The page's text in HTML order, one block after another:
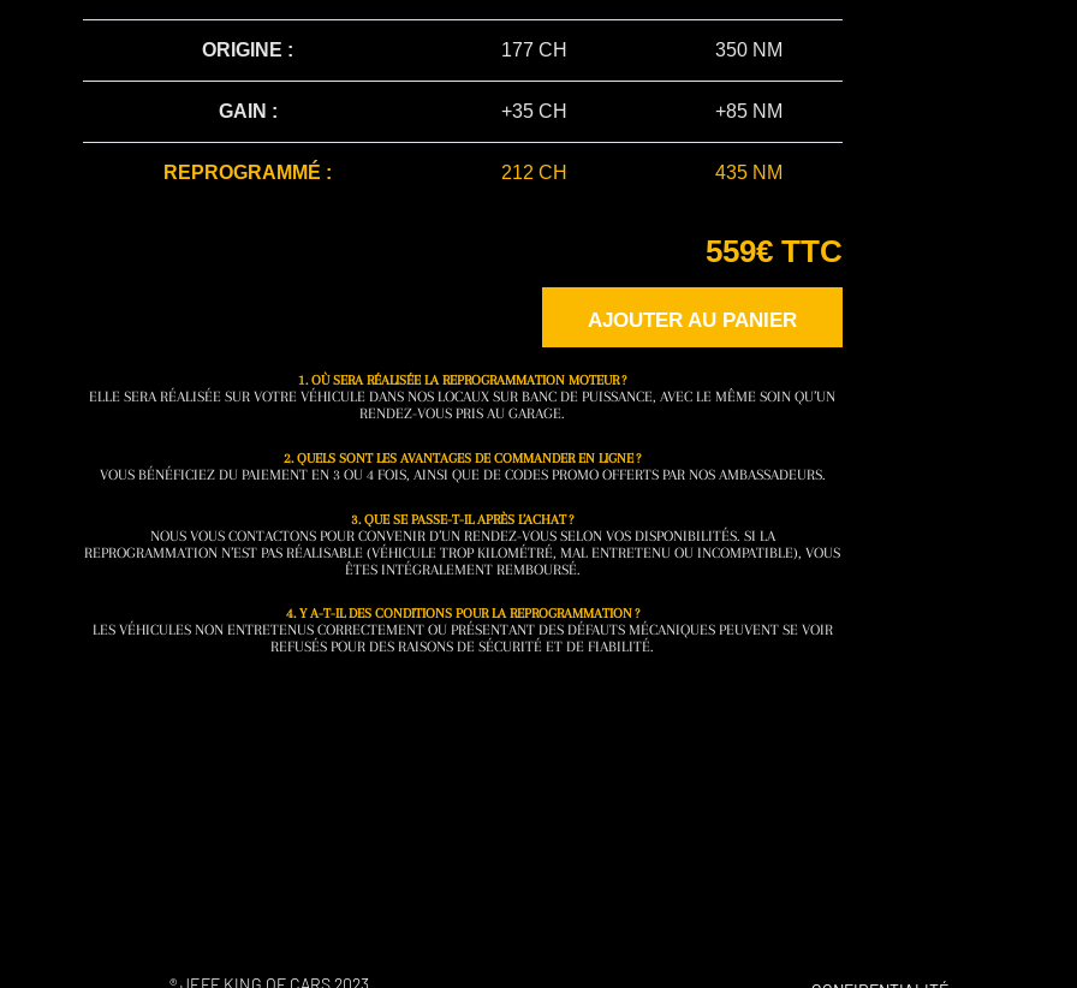
ORIGINE : 177 CH 350 NM
GAIN : +35 CH +85 NM
REPROGRAMMÉ : 212 CH 435 NM
559€ TTC
AJOUTER AU PANIER
1. OÙ SERA RÉALISÉE LA REPROGRAMMATION MOTEUR ?
ELLE SERA RÉALISÉE SUR VOTRE VÉHICULE DANS NOS LOCAUX SUR BANC DE PUISSANCE, AVEC LE MÊME SOIN QU’UN
RENDEZ-VOUS PRIS AU GARAGE.
2. QUELS SONT LES AVANTAGES DE COMMANDER EN LIGNE ?
VOUS BÉNÉFICIEZ DU PAIEMENT EN 3 OU 4 FOIS, AINSI QUE DE CODES PROMO OFFERTS PAR NOS AMBASSADEURS.
3. QUE SE PASSE-T-IL APRÈS L’ACHAT ?
NOUS VOUS CONTACTONS POUR CONVENIR D’UN RENDEZ-VOUS SELON VOS DISPONIBILITÉS. SI LA
REPROGRAMMATION N’EST PAS RÉALISABLE (VÉHICULE TROP KILOMÉTRÉ, MAL ENTRETENU OU INCOMPATIBLE), VOUS
ÊTES INTÉGRALEMENT REMBOURSÉ.
4. Y A-T-IL DES CONDITIONS POUR LA REPROGRAMMATION ?
LES VÉHICULES NON ENTRETENUS CORRECTEMENT OU PRÉSENTANT DES DÉFAUTS MÉCANIQUES PEUVENT SE VOIR
REFUSÉS POUR DES RAISONS DE SÉCURITÉ ET DE FIABILITÉ.
® JEFF KING OF CARS 2023